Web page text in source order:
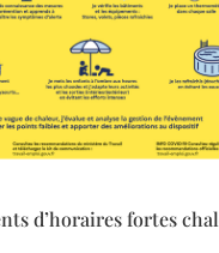
d’horaires fortes